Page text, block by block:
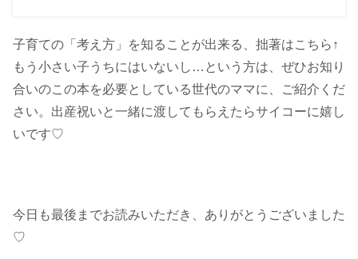
子育ての「考え方」を知ることが出来る、拙著はこちら↑
もう小さい子うちにはいないし…という方は、ぜひお知り
合いのこの本を必要としている世代のママに、ご紹介くだ
さい。出産祝いと一緒に渡してもらえたらサイコーに嬉し
いです♡
今日も最後までお読みいただき、ありがとうございました
♡